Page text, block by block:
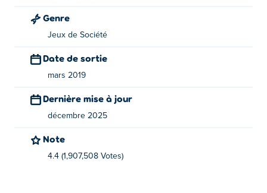
ordinateur ?
votre téléphone mobile sur Poki gratuitement :
Genre
Jeux de Société
Date de sortie
mars 2019
Dernière mise à jour
décembre 2025
Note
4.4 (1,907,508 Votes)